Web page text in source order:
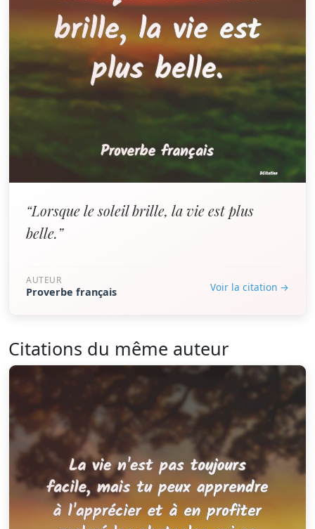
“Lorsque le soleil brille, la vie est plus
belle.”
AUTEUR
Proverbe français Voir la citation →
Citations du même auteur